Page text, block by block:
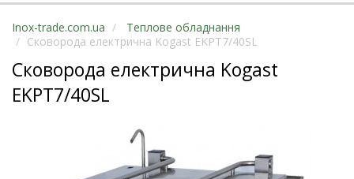
Inox-trade.com.ua
Теплове обладнання
Сковорода електрична Kogast EKPT7/40SL
Сковорода електрична Kogast
EKPT7/40SL